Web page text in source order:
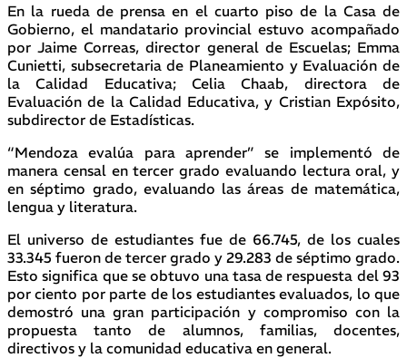
En la rueda de prensa en el cuarto piso de la Casa de
Gobierno, el mandatario provincial estuvo acompañado
por Jaime Correas, director general de Escuelas; Emma
Cunietti, subsecretaria de Planeamiento y Evaluación de
la Calidad Educativa; Celia Chaab, directora de
Evaluación de la Calidad Educativa, y Cristian Expósito,
subdirector de Estadísticas.
“Mendoza evalúa para aprender” se implementó de
manera censal en tercer grado evaluando lectura oral, y
en séptimo grado, evaluando las áreas de matemática,
lengua y literatura.
El universo de estudiantes fue de 66.745, de los cuales
33.345 fueron de tercer grado y 29.283 de séptimo grado.
Esto significa que se obtuvo una tasa de respuesta del 93
por ciento por parte de los estudiantes evaluados, lo que
demostró una gran participación y compromiso con la
propuesta tanto de alumnos, familias, docentes,
directivos y la comunidad educativa en general.